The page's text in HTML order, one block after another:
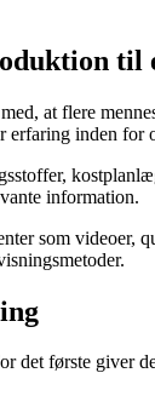
til
at flere
erfaring inden
information.
som videoer,
første giver